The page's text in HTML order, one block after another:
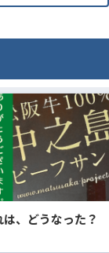
は、どうなった？